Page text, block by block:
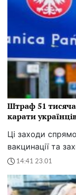
Штраф 51
карати
Ці заходи
вакцинації та
14:41 23.01